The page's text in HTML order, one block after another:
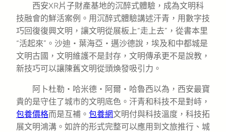
西安XR片子財產基地的沉醉式體驗，成為文明科
技融會的鮮活案例。用沉醉式體驗講述汗青，用數字技
巧回復復興文明，讓文明從展板上“走上去”，從書本里
“活起來”。沙迪・葉海亞・邁沙德說，埃及和中都城是
文明古國，文明維護不是封存，文明傳承更不是說教，
新技巧可以讓陳舊文明從頭煥發吸引力。
阿卜杜勒・哈米德・阿爾・哈魯西以為，西安最寶
貴的是守住了城市的文明底色。汗青和科技不是對峙，
包養價格而是互補。 包養網文明付與科技溫度，科技拓
展文明鴻溝。如許的形式完整可以應用到文旅推行、城